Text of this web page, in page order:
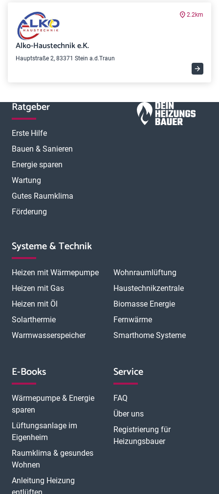
2.2km
Alko-Haustechnik e.K.
Hauptstraße 2, 83371 Stein a.d.Traun
Ratgeber
Erste Hilfe
Bauen & Sanieren
Energie sparen
Wartung
Gutes Raumklima
Förderung
Systeme & Technik
Heizen mit Wärmepumpe
Heizen mit Gas
Heizen mit Öl
Solarthermie
Warmwasserspeicher
Wohnraumlüftung
Haustechnikzentrale
Biomasse Energie
Fernwärme
Smarthome Systeme
E-Books
Wärmepumpe & Energie
sparen
Lüftungsanlage im
Eigenheim
Raumklima & gesundes
Wohnen
Anleitung Heizung
Service
FAQ
Über uns
Registrierung für
Heizungsbauer